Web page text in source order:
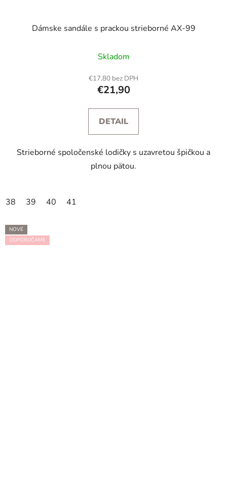
Dámske sandále s prackou strieborné AX-99
Skladom
€17,80 bez DPH
€21,90
DETAIL
Strieborné spoločenské lodičky s uzavretou špičkou a
plnou pätou.
38 39 40 41
NOVÉ
ODPORÚČAME